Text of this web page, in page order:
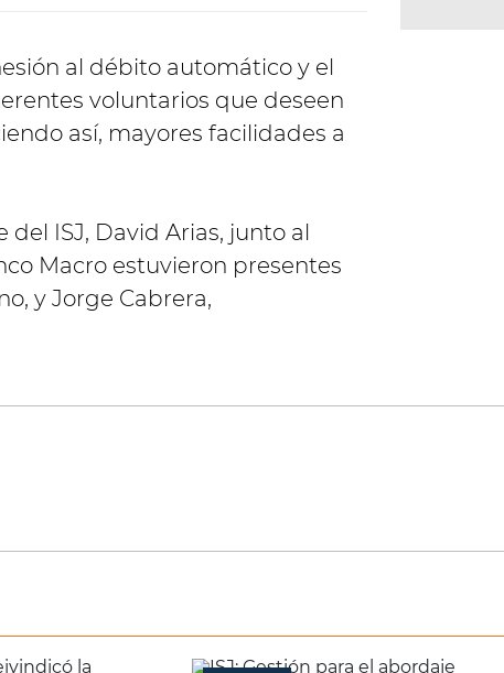
al débito automático y el
voluntarios que deseen
así, mayores facilidades a
ISJ, David Arias, junto al
Macro estuvieron presentes
y Jorge Cabrera,